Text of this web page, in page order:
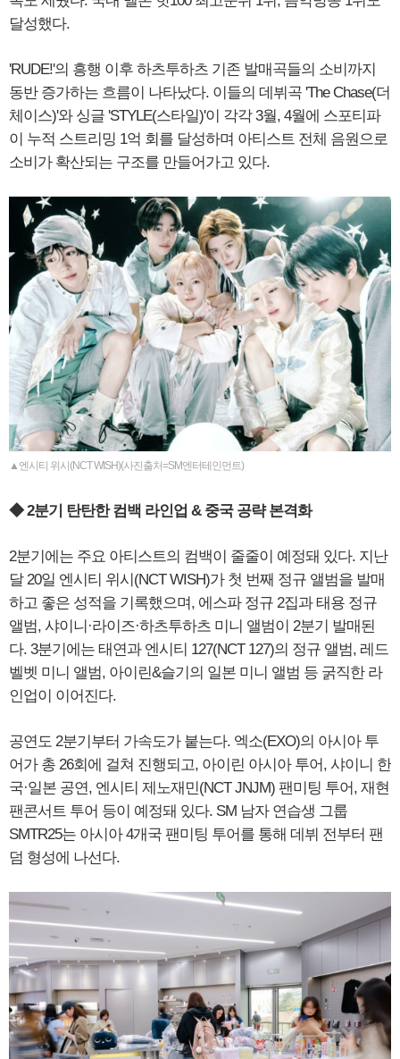
달성했다.
'RUDE!'의 흥행 이후 하츠투하츠 기존 발매곡들의 소비까지
동반 증가하는 흐름이 나타났다. 이들의 데뷔곡 'The Chase(더
체이스)'와 싱글 'STYLE(스타일)'이 각각 3월, 4월에 스포티파
이 누적 스트리밍 1억 회를 달성하며 아티스트 전체 음원으로
소비가 확산되는 구조를 만들어가고 있다.
▲엔시티 위시(NCT WISH)(사진출처=SM엔터테인먼트)
◆ 2분기 탄탄한 컴백 라인업 & 중국 공략 본격화
2분기에는 주요 아티스트의 컴백이 줄줄이 예정돼 있다. 지난
달 20일 엔시티 위시(NCT WISH)가 첫 번째 정규 앨범을 발매
하고 좋은 성적을 기록했으며, 에스파 정규 2집과 태용 정규
앨범, 샤이니·라이즈·하츠투하츠 미니 앨범이 2분기 발매된
다. 3분기에는 태연과 엔시티 127(NCT 127)의 정규 앨범, 레드
벨벳 미니 앨범, 아이린&슬기의 일본 미니 앨범 등 굵직한 라
인업이 이어진다.
공연도 2분기부터 가속도가 붙는다. 엑소(EXO)의 아시아 투
어가 총 26회에 걸쳐 진행되고, 아이린 아시아 투어, 샤이니 한
국·일본 공연, 엔시티 제노재민(NCT JNJM) 팬미팅 투어, 재현
팬콘서트 투어 등이 예정돼 있다. SM 남자 연습생 그룹
SMTR25는 아시아 4개국 팬미팅 투어를 통해 데뷔 전부터 팬
덤 형성에 나선다.